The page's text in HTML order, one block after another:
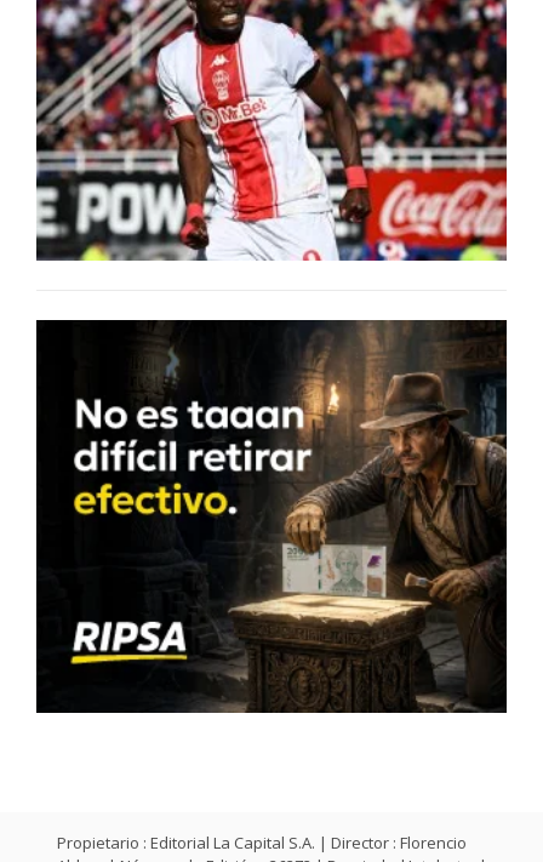
Propietario : Editorial La Capital S.A. | Director : Florencio